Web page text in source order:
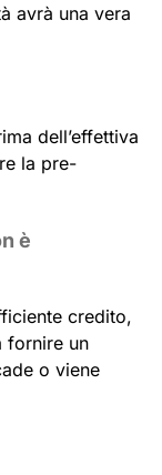
avrà una vera
dell’effettiva
la pre-
è
credito,
fornire un
o viene